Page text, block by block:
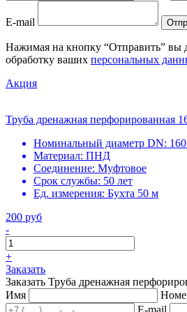
E-mail
Нажимая на кнопку “Отправить” вы
обработку ваших персональных
Акция
Труба дренажная перфорированная
Номинальный диаметр DN:
Материал: ПНД
Соединение: Муфтовое
Срок службы: 50 лет
Ед. измерения: Бухта 50 м
200 руб
-
+
Заказать
Заказать Труба дренажная
Имя